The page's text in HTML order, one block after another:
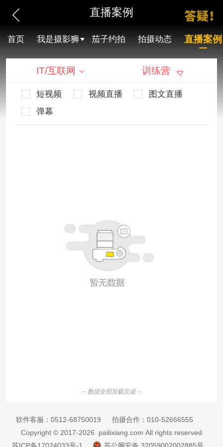
直播案例
首页 我是摄影狮 茄子约拍 拍摄动态 直播案例
IT/互联网 训练营
短视频 视频直播
图文直播
弹幕
-- 数据全部加载完成 --
软件客服： 0512-68750019 拍摄合作： 010-52666555
Copyright © 2017-2026 pailixiang.com All rights reserved
苏ICP备17024033号-1
苏公网安备 32059002002885号